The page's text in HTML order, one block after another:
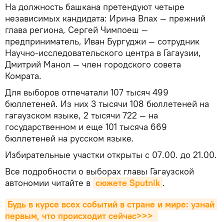
На должность башкана претендуют четыре
независимых кандидата: Ирина Влах — прежний
глава региона, Сергей Чимпоеш —
предприниматель, Иван Бургуджи — сотрудник
Научно-исследовательского центра в Гагаузии,
Дмитрий Манол — член городского совета
Комрата.
Для выборов отпечатали 107 тысяч 499
бюллетеней. Из них 3 тысячи 108 бюллетеней на
гагаузском языке, 2 тысячи 722 — на
государственном и еще 101 тысяча 669
бюллетеней на русском языке.
Избирательные участки открыты с 07.00. до 21.00.
Все подробности о выборах главы Гагаузской
автономии читайте в сюжете Sputnik .
Будь в курсе всех событий в стране и мире: узнай
первым, что происходит сейчаc>>>